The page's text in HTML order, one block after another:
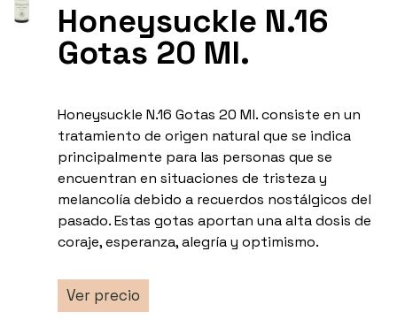
Honeysuckle N.16
Gotas 20 Ml.
Honeysuckle N.16 Gotas 20 Ml. consiste en un
tratamiento de origen natural que se indica
principalmente para las personas que se
encuentran en situaciones de tristeza y
melancolía debido a recuerdos nostálgicos del
pasado. Estas gotas aportan una alta dosis de
coraje, esperanza, alegría y optimismo.
Ver precio